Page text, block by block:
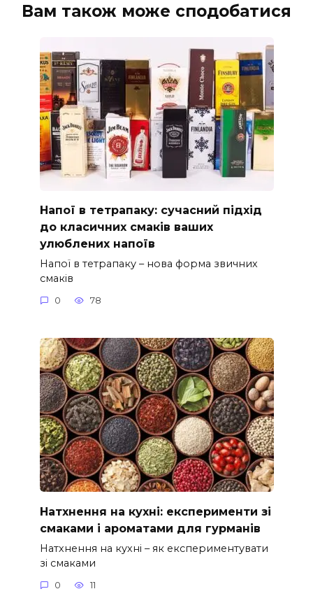
Вам також може сподобатися
Напої в тетрапаку: сучасний підхід
до класичних смаків ваших
улюблених напоїв
Напої в тетрапаку – нова форма звичних
смаків
0 78
Натхнення на кухні: експерименти зі
смаками і ароматами для гурманів
Натхнення на кухні – як експериментувати
зі смаками
0 11